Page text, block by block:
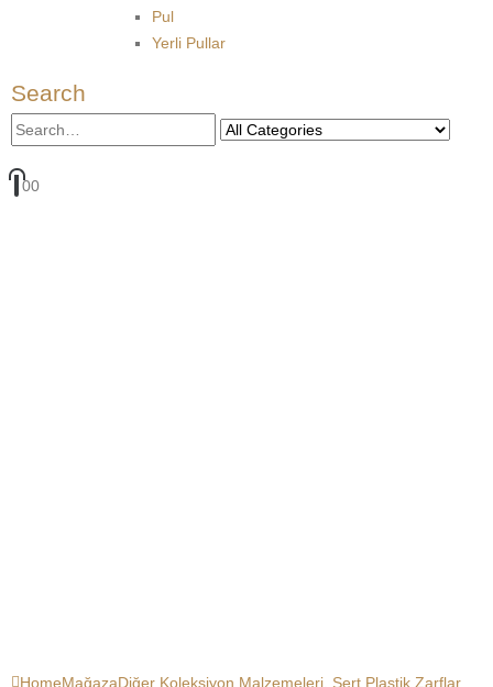
Pul
Yerli Pullar
Search
00
HomeMağazaDiğer Koleksiyon Malzemeleri Sert Plastik Zarflar